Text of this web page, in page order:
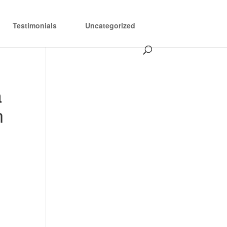
Testimonials Uncategorized